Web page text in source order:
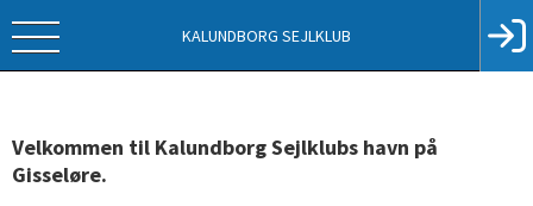
KALUNDBORG SEJLKLUB
Velkommen til Kalundborg Sejlklubs havn på
Gisseløre.